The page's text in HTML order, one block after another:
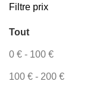
Filtre prix
Tout
0 € - 100 €
100 € - 200 €